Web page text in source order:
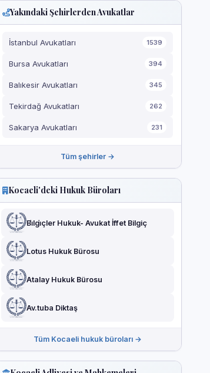
Yakındaki Şehirlerden Avukatlar
İstanbul Avukatları 1539
Bursa Avukatları 394
Balıkesir Avukatları 345
Tekirdağ Avukatları 262
Sakarya Avukatları 231
Tüm şehirler →
Kocaeli'deki Hukuk Büroları
Bi̇lgi̇çler Hukuk- Avukat İffet Bilgiç
Lotus Hukuk Bürosu
Atalay Hukuk Bürosu
Av.tuba Diktaş
Tüm Kocaeli hukuk büroları →